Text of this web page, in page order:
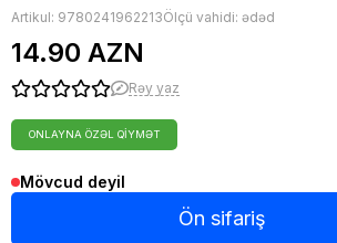
Artikul: 9780241962213Ölçü vahidi: ədəd
14.90 AZN
Rəy yaz
ONLAYNA ÖZƏL QIYMƏT
Mövcud deyil
Ön sifariş